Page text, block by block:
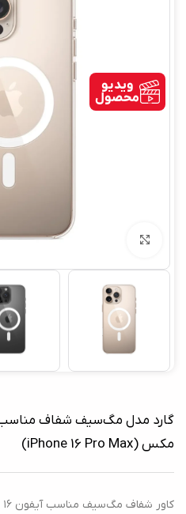
بزرگنمایی تصویر
ویدیو
محصول
مکس (iPhone 16 Pro Max)